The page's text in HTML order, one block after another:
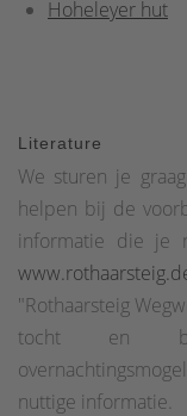
Hoheleyer hut
Literature
We sturen je
helpen bij de
informatie die je
"Rothaarsteig
tocht en
nuttige informatie.